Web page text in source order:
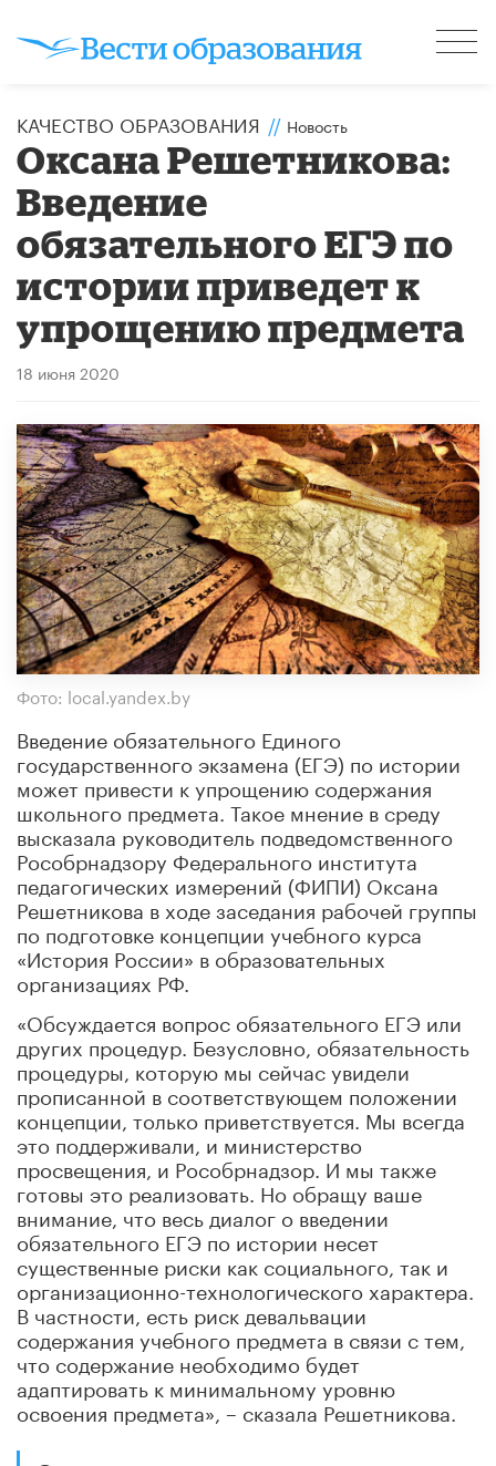
КАЧЕСТВО ОБРАЗОВАНИЯ // Новость
Оксана Решетникова:
Введение
обязательного ЕГЭ по
истории приведет к
упрощению предмета
18 июня 2020
Фото: local.yandex.by
Введение обязательного Единого
государственного экзамена (ЕГЭ) по истории
может привести к упрощению содержания
школьного предмета. Такое мнение в среду
высказала руководитель подведомственного
Рособрнадзору Федерального института
педагогических измерений (ФИПИ) Оксана
Решетникова в ходе заседания рабочей группы
по подготовке концепции учебного курса
«История России» в образовательных
организациях РФ.
«Обсуждается вопрос обязательного ЕГЭ или
других процедур. Безусловно, обязательность
процедуры, которую мы сейчас увидели
прописанной в соответствующем положении
концепции, только приветствуется. Мы всегда
это поддерживали, и министерство
просвещения, и Рособрнадзор. И мы также
готовы это реализовать. Но обращу ваше
внимание, что весь диалог о введении
обязательного ЕГЭ по истории несет
существенные риски как социального, так и
организационно-технологического характера.
В частности, есть риск девальвации
содержания учебного предмета в связи с тем,
что содержание необходимо будет
адаптировать к минимальному уровню
освоения предмета», – сказала Решетникова.